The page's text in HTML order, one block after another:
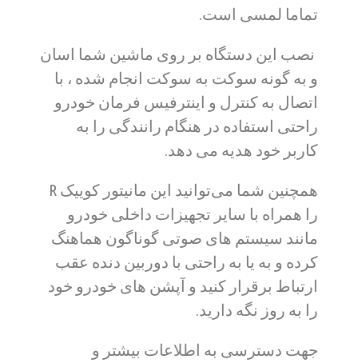
تماما لمسی است.
نصب این دستگاه بر روی ماشین شما اسان
و به گونه سوکت به سوکت انجام شده ، با
اتصال به کنترل و اینترفیس فرمان خودرو
راحتی استفاده در هنگام رانندگی را به
کاربر خود هدیه می دهد.
همچنین شما می‌توانید این مانیتور کوییک R
را همراه با سایر تجهیزات داخلی خودرو
مانند سیستم های صوتی گوناگون هماهنگ
کرده و به یا به راحتی با دوربین دنده عقب
ارتباط برقرار کنید و آپشن های خودرو خود
را به روز نگه دارید.
جهت دسترسی به اطلاعات بیشتر و